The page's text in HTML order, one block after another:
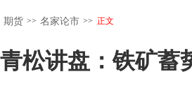
期货 >> 名家论市 >> 正文
青松讲盘：铁矿蓄